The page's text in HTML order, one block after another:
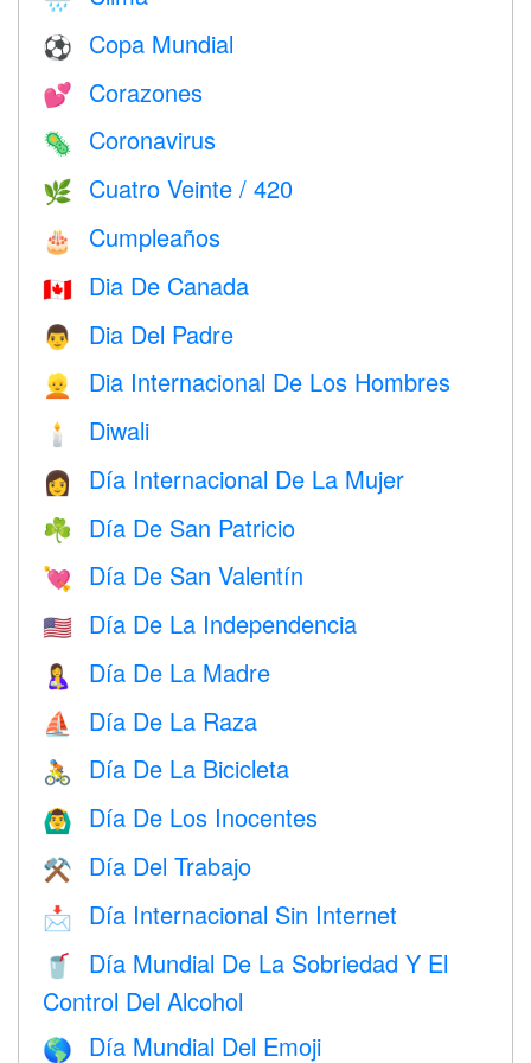
⚽ Copa Mundial
💕 Corazones
🦠 Coronavirus
🌿 Cuatro Veinte / 420
🎂 Cumpleaños
🇨🇦 Dia De Canada
👨 Dia Del Padre
👱 Dia Internacional De Los Hombres
🕯 Diwali
👩 Día Internacional De La Mujer
☘️ Día De San Patricio
💘 Día De San Valentín
🇺🇸 Día De La Independencia
🤱 Día De La Madre
⛵️ Día De La Raza
🚴 Día De La Bicicleta
🙆‍♂️ Día De Los Inocentes
⚒️ Día Del Trabajo
📩 Día Internacional Sin Internet
🥤
Día Mundial De La Sobriedad Y El
Control Del Alcohol
🌎 Día Mundial Del Emoji